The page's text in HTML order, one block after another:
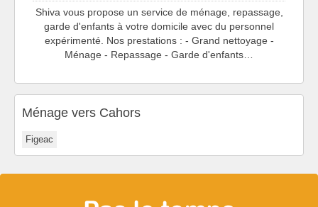
Shiva vous propose un service de ménage, repassage,
garde d'enfants à votre domicile avec du personnel
expérimenté. Nos prestations : - Grand nettoyage -
Ménage - Repassage - Garde d'enfants…
Ménage vers Cahors
Figeac